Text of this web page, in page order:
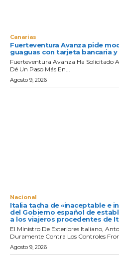
Canarias
Fuerteventura Avanza pide
guaguas con tarjeta bancaria y
Fuerteventura Avanza Ha Solicitado
Dé Un Paso Más En...
Agosto 9, 2026
Nacional
Italia tacha de «inaceptable e
del Gobierno español de
a los viajeros procedentes de
El Ministro De Exteriores Italiano,
Duramente Contra Los Controles
Agosto 9, 2026